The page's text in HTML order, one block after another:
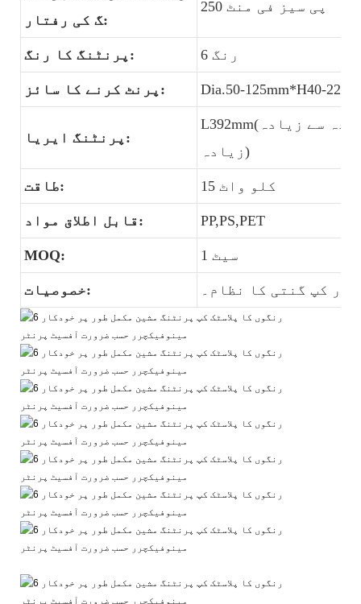
گ کی رفتار:
250 پی سیز فی منٹ
پرنٹنگ کا رنگ: 6 رنگ
پرنٹ کرنے کا سائز: Dia.50-125mm*H40-
پرنٹنگ ایریا:
L392mm(زیادہ سے زیادہ)*H130mm(زیادہ سے
زیادہ)
طاقت: 15 کلو واٹ
قابل اطلاق مواد: PP,PS,PET
MOQ: 1 سیٹ
خصوصیات: کپ گنتی کا نظام۔